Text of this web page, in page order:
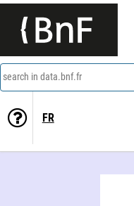
search in data.bnf.fr
FR